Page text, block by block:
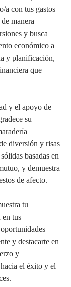
a con tus gastos
manera
y busca
económico a
y planificación,
que
y el apoyo de
su
diversión y risas
basadas en
y demuestra
de afecto.
tu
tus
y destacarte en
y
el éxito y el